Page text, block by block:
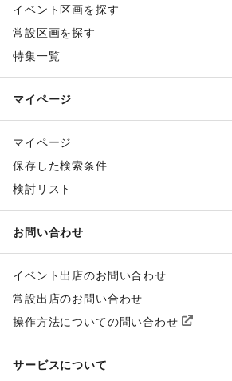
イベント区画を探す
常設区画を探す
特集一覧
マイページ
マイページ
保存した検索条件
検討リスト
お問い合わせ
イベント出店のお問い合わせ
常設出店のお問い合わせ
操作方法についての問い合わせ
サービスについて